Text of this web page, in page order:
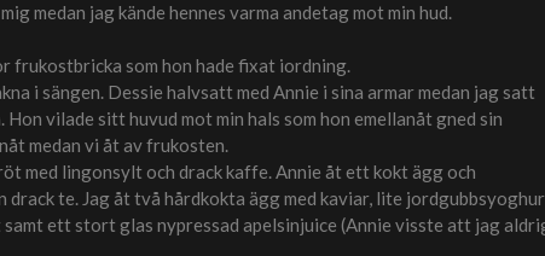
medan jag kände hennes varma andetag mot min hud.
frukostbricka som hon hade fixat iordning.
i sängen. Dessie halvsatt med Annie i sina armar medan jag satt
vilade sitt huvud mot min hals som hon emellanåt gned sin
medan vi åt av frukosten.
med lingonsylt och drack kaffe. Annie åt ett kokt ägg och
drack te. Jag åt två hårdkokta ägg med kaviar, lite
samt ett stort glas nypressad apelsinjuice (Annie visste att jag